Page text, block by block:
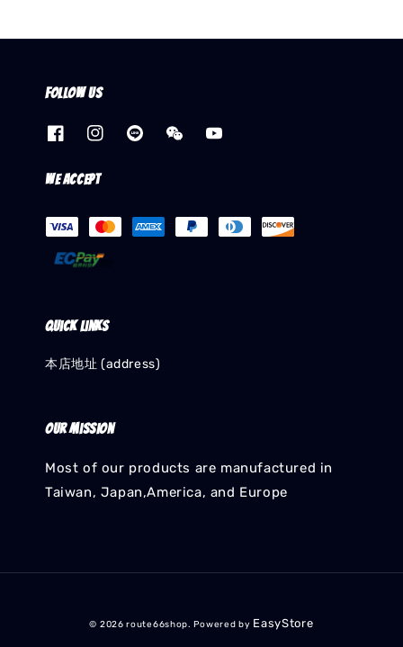
Follow us
We accept
Quick links
本店地址 (address)
Our mission
Most of our products are manufactured in
Taiwan, Japan,America, and Europe
© 2026 route66shop. Powered by EasyStore